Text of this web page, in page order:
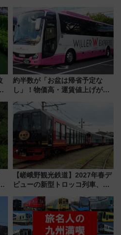
族旅行！ 深夜の正丸トンネル探
検や特急ラビューも
約半数が「お盆は帰省予定な
し」！物価高・運賃値上げが財
りたいけど……【WILLER お盆
帰省動向調査】
【嵯峨野観光鉄道】2027年春デ
ビューの新型トロッコ列車、い
は2026年で引退